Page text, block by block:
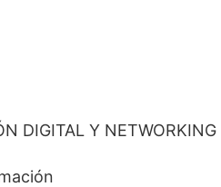
DIGITAL Y